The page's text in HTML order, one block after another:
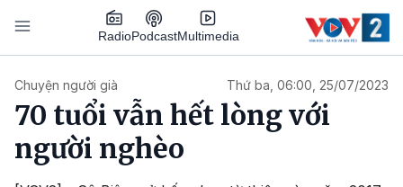
Nhảy đến nội dung
RadioPodcastMultimedia
Chuyện người già Thứ ba, 06:00, 25/07/2023
70 tuổi vẫn hết lòng với
người nghèo